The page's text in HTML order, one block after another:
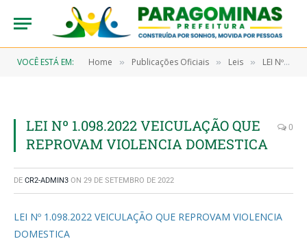
VOCÊ ESTÁ EM: Home » Publicações Oficiais » Leis » LEI Nº 1098/2022, DE 27 DE SETEMBRO DE 2022 (Dispõe sobre a veiculação de propaganda que reprovem a violência doméstica e familiar contra a mulher e o abuso sexual de crianças e adolescentes, nos eventos culturais, artísticos, esportivos e nos meios de comunicação do Poder Executivo ou quaisquer de suas Secretarias, no âmbito do município de Paragominas)
LEI Nº 1.098.2022 VEICULAÇÃO QUE
REPROVAM VIOLENCIA DOMESTICA
0
DE CR2-ADMIN3 ON 29 DE SETEMBRO DE 2022
LEI Nº 1.098.2022 VEICULAÇÃO QUE REPROVAM VIOLENCIA
DOMESTICA